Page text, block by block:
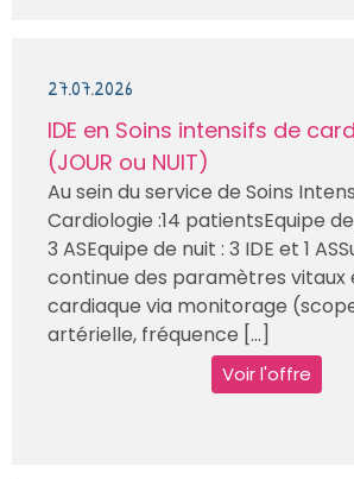
27.07.2026
IDE en Soins intensifs de
(JOUR ou NUIT)
Au sein du service de Soins
Cardiologie :14 patientsEquipe
3 ASEquipe de nuit : 3 IDE et 1
continue des paramètres vitaux
cardiaque via monitorage
artérielle, fréquence [...]
Voir l'offre